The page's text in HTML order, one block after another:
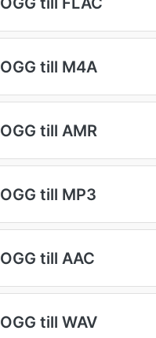
OGG till M4A
OGG till AMR
OGG till MP3
OGG till AAC
OGG till WAV